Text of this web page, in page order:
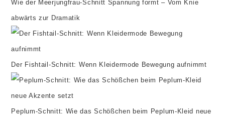
Wie der Meerjungfrau-Schnitt Spannung formt – Vom Knie
abwärts zur Dramatik
Der Fishtail-Schnitt: Wenn Kleidermode Bewegung aufnimmt
Peplum-Schnitt: Wie das Schößchen beim Peplum-Kleid neue